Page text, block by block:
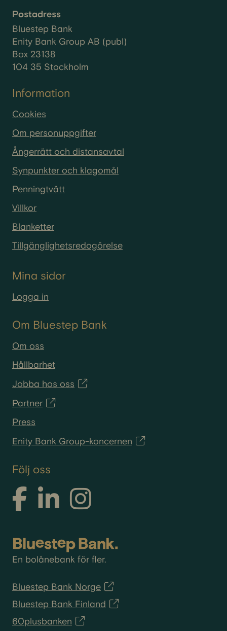
En bolånebank för fler.
Postadress
Bluestep Bank
Enity Bank Group AB (publ)
Box 23138
104 35 Stockholm
Information
Cookies
Om personuppgifter
Ångerrätt och distansavtal
Synpunkter och klagomål
Penningtvätt
Villkor
Blanketter
Tillgänglighetsredogörelse
Mina sidor
Logga in
Om Bluestep Bank
Om oss
Hållbarhet
Jobba hos oss
Partner
Press
Enity Bank Group-koncernen
Följ oss
Bluestep Bank Norge
Bluestep Bank Finland
60plusbanken